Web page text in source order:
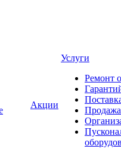
Акции
Услуги
Ремонт
Продажа